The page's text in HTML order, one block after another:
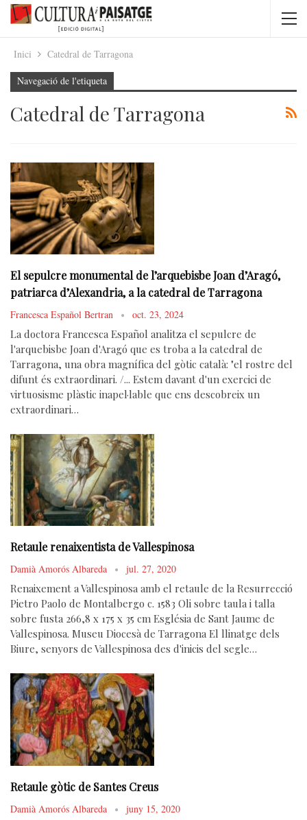
Inici Catedral de Tarragona
Navegació de l'etiqueta
Catedral de Tarragona
El sepulcre monumental de l’arquebisbe Joan d’Aragó,
patriarca d’Alexandria, a la catedral de Tarragona
Francesca Español Bertran oct. 23, 2024
La doctora Francesca Español analitza el sepulcre de
l'arquebisbe Joan d'Aragó que es troba a la catedral de
Tarragona, una obra magnífica del gòtic català: "el rostre del
difunt és extraordinari. /... Estem davant d'un exercici de
virtuosisme plàstic inapel·lable que ens descobreix un
extraordinari…
Retaule renaixentista de Vallespinosa
Damià Amorós Albareda jul. 27, 2020
Renaixement a Vallespinosa amb el retaule de la Resurrecció
Pietro Paolo de Montalbergo c. 1583 Oli sobre taula i talla
sobre fusta 266,8 x 175 x 35 cm Església de Sant Jaume de
Vallespinosa. Museu Diocesà de Tarragona El llinatge dels
Biure, senyors de Vallespinosa des d'inicis del segle…
Retaule gòtic de Santes Creus
Damià Amorós Albareda juny 15, 2020